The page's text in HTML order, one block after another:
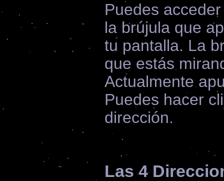
Puedes
la brújula que
tu pantalla. La
que estás
Actualmente
Puedes hacer
dirección.
Las 4